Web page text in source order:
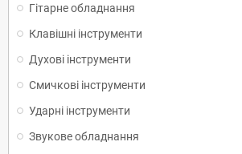
Гітарне обладнання
Клавішні інструменти
Духові інструменти
Смичкові інструменти
Ударні інструменти
Звукове обладнання